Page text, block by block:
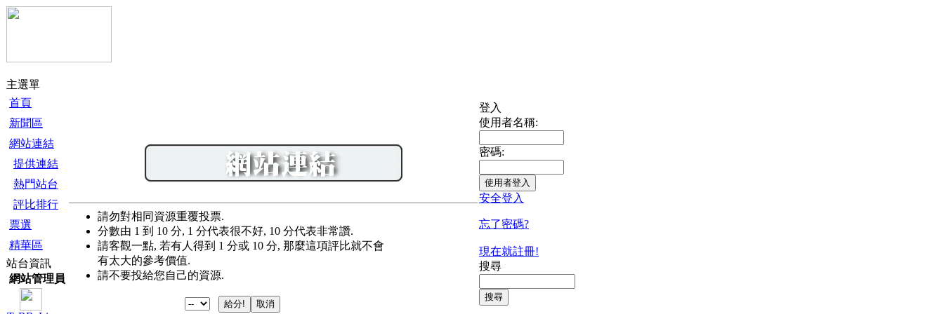
主選單
首頁
新聞區
網站連結
提供連結
熱門站台
評比排行
票選
精華區
站台資訊
網站管理員
請勿對相同資源重覆投票.
分數由 1 到 10 分, 1 分代表很不好, 10 分代表非常讚.
請客觀一點, 若有人得到 1 分或 10 分, 那麼這項評比就不會
有太大的參考價值.
請不要投給您自己的資源.
登入
使用者名稱:
密碼:
安全登入
忘了密碼?
現在就註冊!
搜尋